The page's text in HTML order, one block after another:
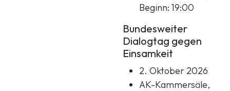
Beginn: 19:00
Bundesweiter
Dialogtag gegen
Einsamkeit
2. Oktober 2026
AK-Kammersäle,